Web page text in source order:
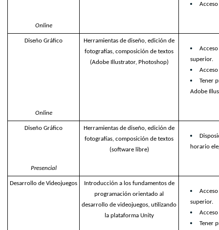
Online
Diseño Gráfico
Herramientas de diseño, edición de
fotografías, composición de textos
(Adobe Illustrator, Photoshop)
superior.
Tener
Adobe
Online
Diseño Gráfico
Herramientas de diseño, edición de
fotografías, composición de textos
(software libre)
horario
Presencial
Desarrollo de Videojuegos
Introducción a los fundamentos de
programación orientado al
desarrollo de videojuegos, utilizando
la plataforma Unity
superior.
Tener